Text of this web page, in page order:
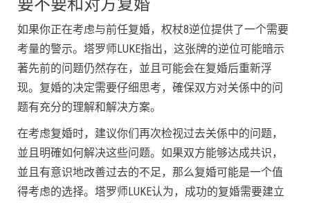
要不要和对方复婚
如果你正在考虑与前任复婚，权杖8逆位提供了一个需要
考量的警示。塔罗师LUKE指出，这张牌的逆位可能暗示
著先前的问题仍然存在，並且可能会在复婚后重新浮
现。复婚的决定需要仔细思考，確保双方对关係中的问
题有充分的理解和解决方案。
在考虑复婚时，建议你们再次检视过去关係中的问题，
並且明確如何解决这些问题。如果双方能够达成共识，
並且有意识地改善过去的不足，那么复婚可能是一个值
得考虑的选择。塔罗师LUKE认为，成功的复婚需要建立